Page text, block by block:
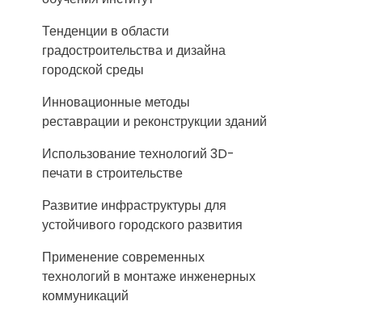
Тенденции в области
градостроительства и дизайна
городской среды
Инновационные методы
реставрации и реконструкции зданий
Использование технологий 3D-
печати в строительстве
Развитие инфраструктуры для
устойчивого городского развития
Применение современных
технологий в монтаже инженерных
коммуникаций